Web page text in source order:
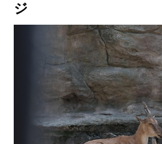
ジ